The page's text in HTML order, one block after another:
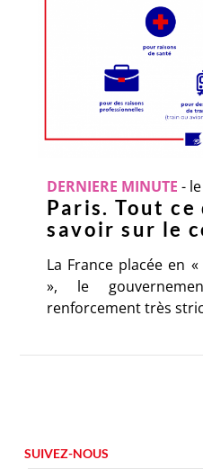
DERNIERE MINUTE -
Paris. Tout ce
savoir sur le
La France placée en
», le
renforcement très
SUIVEZ-NOUS